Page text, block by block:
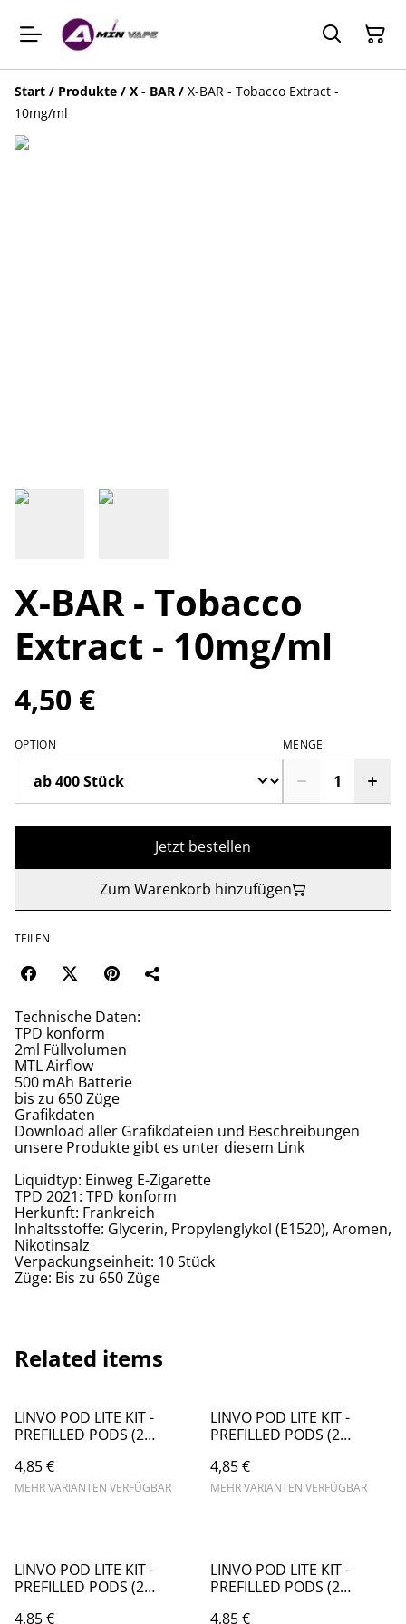
Start / Produkte / X - BAR / X-BAR - Tobacco Extract -
10mg/ml
X-BAR - Tobacco
Extract - 10mg/ml
4,50 €
OPTION MENGE
Jetzt bestellen
Zum Warenkorb hinzufügen
TEILEN
Technische Daten:
TPD konform
2ml Füllvolumen
MTL Airflow
500 mAh Batterie
bis zu 650 Züge
Grafikdaten
Download aller Grafikdateien und Beschreibungen
unsere Produkte gibt es unter diesem Link
Liquidtyp: Einweg E-Zigarette
TPD 2021: TPD konform
Herkunft: Frankreich
Inhaltsstoffe: Glycerin, Propylenglykol (E1520), Aromen,
Nikotinsalz
Verpackungseinheit: 10 Stück
Züge: Bis zu 650 Züge
Related items
LINVO POD LITE KIT -
PREFILLED PODS (2
GRAPEFRUIT ORANGE -
20MG/ML // STEUERWARE
4,85 €
MEHR VARIANTEN VERFÜGBAR
LINVO POD LITE KIT -
PREFILLED PODS (2
20MG/ML // STEUERWARE
4,85 €
MEHR VARIANTEN VERFÜGBAR
LINVO POD LITE KIT -
PREFILLED PODS (2
4,85 €
LINVO POD LITE KIT -
PREFILLED PODS (2
4,85 €